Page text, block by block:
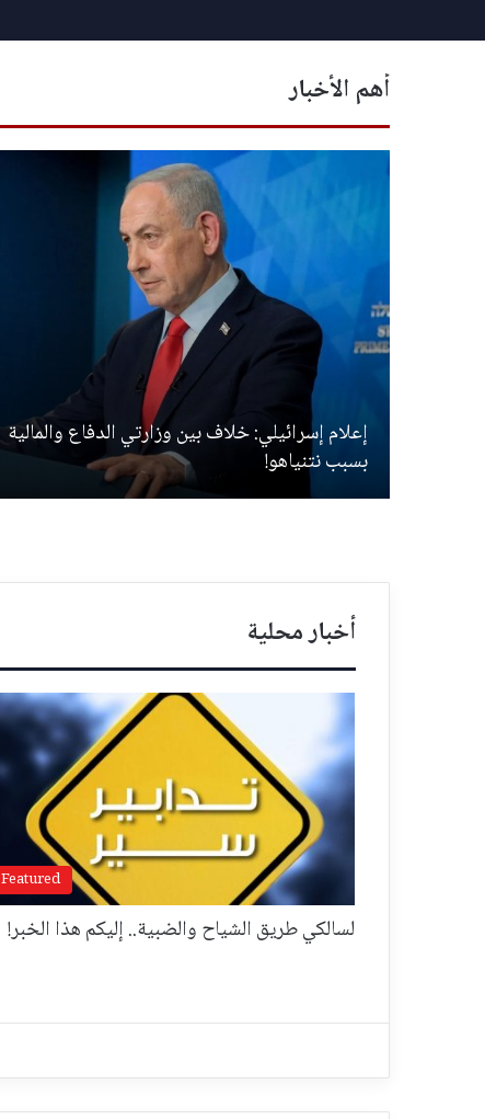
أهم الأخبار
إعلام إسرائيلي: خلاف بين وزارتي الدفاع والمالية
بسبب نتنياهو!
أخبار محلية
Featured
لسالكي طريق الشياح والضبية.. إليكم هذا الخبر!